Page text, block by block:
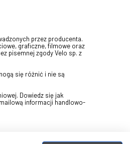
przez producenta.
graficzne, filmowe oraz
pisemnej zgody Velo sp. z
się różnić i nie są
Dowiedz się jak
informacji handlowo-